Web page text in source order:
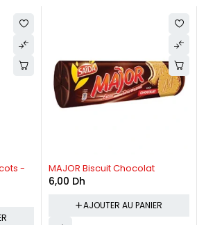
-
MAJOR Biscuit Chocolat
6,00 Dh
AJOUTER AU PANIER